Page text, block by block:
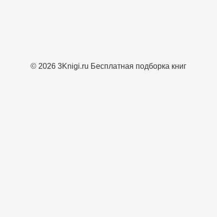
© 2026 3Knigi.ru Бесплатная подборка книг